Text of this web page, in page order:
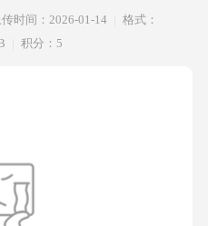
传时间：2026-01-14
格式：
积分：5